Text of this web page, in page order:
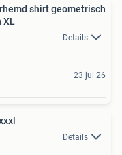
shirt geometrisch
XL
Details
23 jul 26
Details